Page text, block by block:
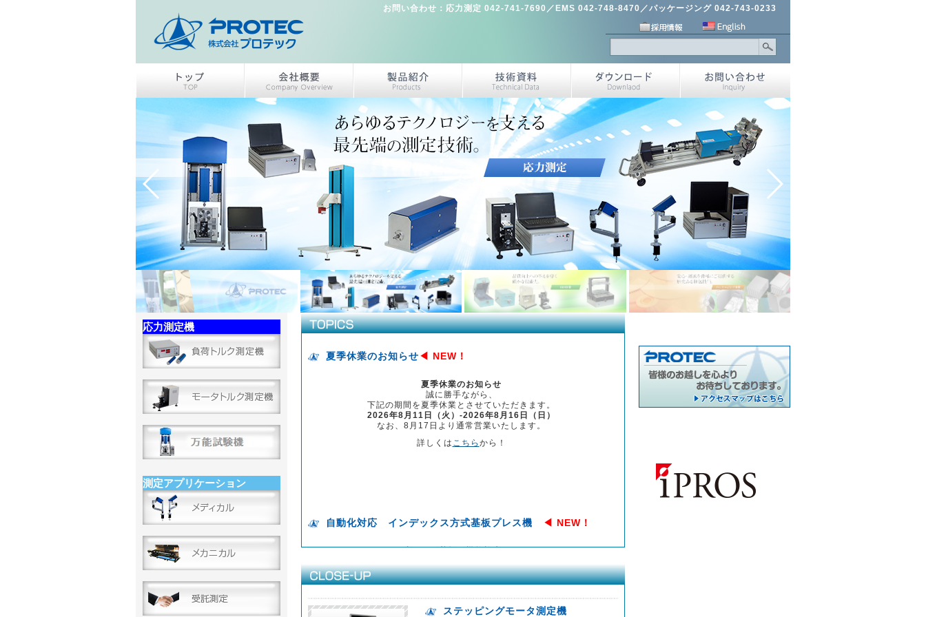
お問い合わせ：応力測定 042-741-7690／EMS 042-748-8470／パッケージング 042-743-0233
応力測定機
測定アプリケーション
夏季休業のお知らせ ◀ NEW！
夏季休業のお知らせ
誠に勝手ながら、
下記の期間を夏季休業とさせていただきます。
2026年8月11日（火）-2026年8月16日（日）
なお、8月17日より通常営業いたします。
詳しくは こちら から！
自動化対応 インデックス方式基板プレス機 ◀ NEW！
小サイズ基板の機能検査に！
小サイズ基板の機能検査用フィクスチャーを
インデックス方式による自動化対応した小型エアプレス機です。
ご要望に応じてPC制御に変更も可能です。
合格スタンプやQRコードリーダーなどオプションもあり。
ステッピングモータ測定機